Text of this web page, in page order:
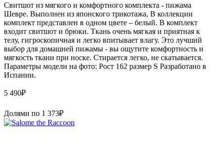
Свитшот из мягкого и комфортного комплекта - пижама
Шевре. Выполнен из японского трикотажа, В коллекции
комплект представлен в одном цвете – белый. В комплект
входит свитшот и брюки. Ткань очень мягкая и приятная к
телу, гигроскопичная и легко впитывает влагу. Это лучший
выбор для домашней пижамы - вы ощутите комфортность и
мягкость ткани при носке. Стирается легко, не скатывается.
Параметры модели на фото: Рост 162 размер S Paзpaботaно в
Иcпaнии.
5 490₽
Долями по 1 373₽